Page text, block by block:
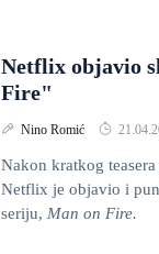
Netflix objavio
Fire"
Nino Romić
Nakon kratkog
Netflix je objavio i
seriju, Man on Fire.